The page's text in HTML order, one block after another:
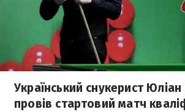
Український снукерист
провів стартовий матч